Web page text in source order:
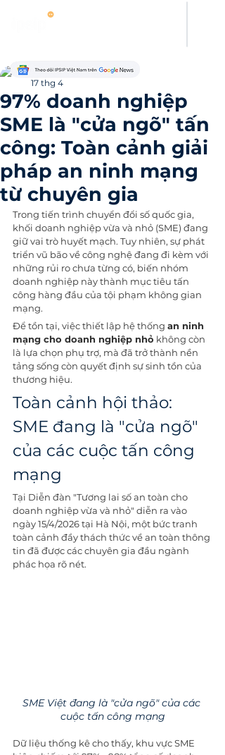
97% doanh nghiệp
SME là "cửa ngõ" tấn
công: Toàn cảnh giải
pháp an ninh mạng
từ chuyên gia
Thanh Hoang
17 thg 4
Trong tiến trình chuyển đổi số quốc gia,
khối doanh nghiệp vừa và nhỏ (SME) đang
giữ vai trò huyết mạch. Tuy nhiên, sự phát
triển vũ bão về công nghệ đang đi kèm với
những rủi ro chưa từng có, biến nhóm
doanh nghiệp này thành mục tiêu tấn
công hàng đầu của tội phạm không gian
mạng.
Để tồn tại, việc thiết lập hệ thống an ninh
mạng cho doanh nghiệp nhỏ không còn
là lựa chọn phụ trợ, mà đã trở thành nền
tảng sống còn quyết định sự sinh tồn của
thương hiệu.
Toàn cảnh hội thảo:
SME đang là "cửa ngõ"
của các cuộc tấn công
mạng
Tại Diễn đàn "Tương lai số an toàn cho
doanh nghiệp vừa và nhỏ" diễn ra vào
ngày 15/4/2026 tại Hà Nội, một bức tranh
toàn cảnh đầy thách thức về an toàn thông
tin đã được các chuyên gia đầu ngành
phác họa rõ nét.
SME Việt đang là "cửa ngõ" của các
cuộc tấn công mạng
Dữ liệu thống kê cho thấy, khu vực SME